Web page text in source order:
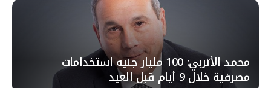
محمد الأتربي: 100 مليار جنيه استخدامات
مصرفية خلال 9 أيام قبل العيد